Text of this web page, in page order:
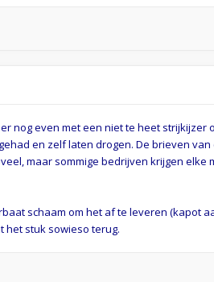
nog even met een niet te heet strijkijzer
en zelf laten drogen. De brieven
maar sommige bedrijven krijgen elke
schaam om het af te leveren (kapot
het stuk sowieso terug.